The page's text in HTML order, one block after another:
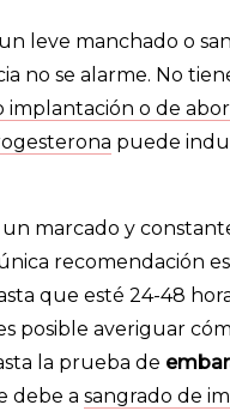
leve manchado o
no se alarme. No
implantación o de
puede
un marcado y
recomendación
que esté 24-48
posible averiguar
la prueba de
debe a sangrado de